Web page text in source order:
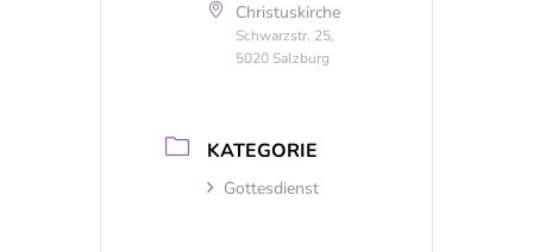
Christuskirche
Schwarzstr. 25,
5020 Salzburg
KATEGORIE
Gottesdienst